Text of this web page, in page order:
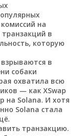
на
в
которую
в
собаки
охватила всю
— какXSwap
на Solana. И хотя
Solana стала
транзакцию.